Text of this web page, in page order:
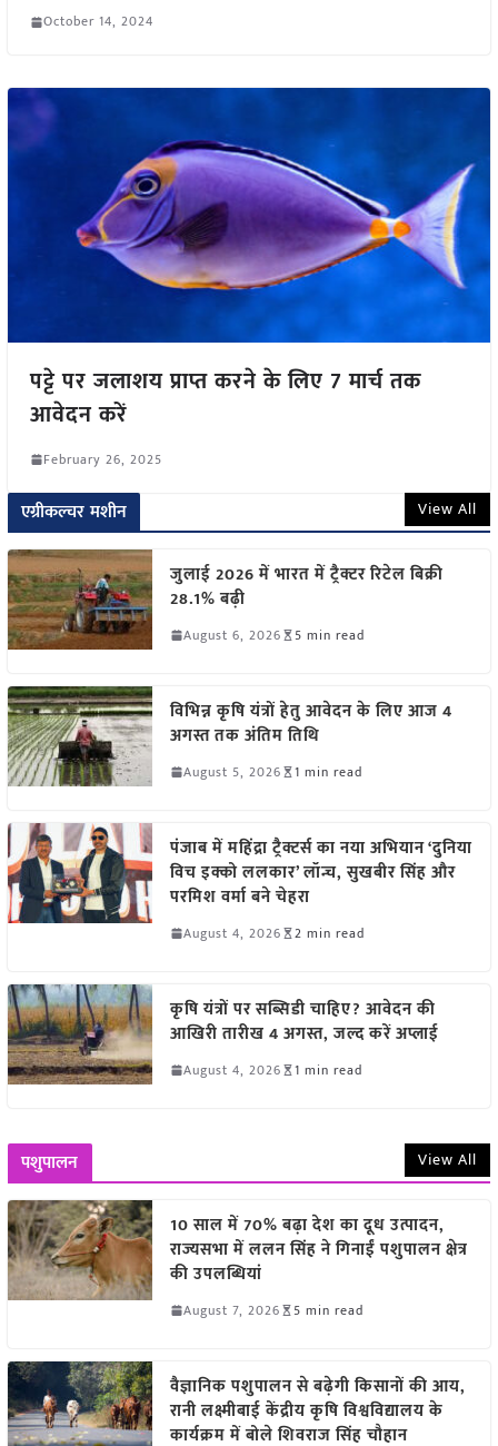
October 14, 2024
पट्टे पर जलाशय प्राप्त करने के लिए 7 मार्च तक
आवेदन करें
February 26, 2025
एग्रीकल्चर मशीन View All
जुलाई 2026 में भारत में ट्रैक्टर रिटेल बिक्री
28.1% बढ़ी
August 6, 2026 5 min read
विभिन्न कृषि यंत्रों हेतु आवेदन के लिए आज 4
अगस्त तक अंतिम तिथि
August 5, 2026 1 min read
पंजाब में महिंद्रा ट्रैक्टर्स का नया अभियान ‘दुनिया
विच इक्को ललकार’ लॉन्च, सुखबीर सिंह और
परमिश वर्मा बने चेहरा
August 4, 2026 2 min read
कृषि यंत्रों पर सब्सिडी चाहिए? आवेदन की
आखिरी तारीख 4 अगस्त, जल्द करें अप्लाई
August 4, 2026 1 min read
पशुपालन View All
10 साल में 70% बढ़ा देश का दूध उत्पादन,
राज्यसभा में ललन सिंह ने गिनाईं पशुपालन क्षेत्र
की उपलब्धियां
August 7, 2026 5 min read
वैज्ञानिक पशुपालन से बढ़ेगी किसानों की आय,
रानी लक्ष्मीबाई केंद्रीय कृषि विश्वविद्यालय के
कार्यक्रम में बोले शिवराज सिंह चौहान